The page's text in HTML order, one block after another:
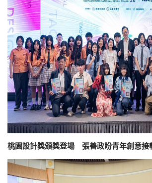
桃園設計獎頒獎登場 張善政盼青年創意接